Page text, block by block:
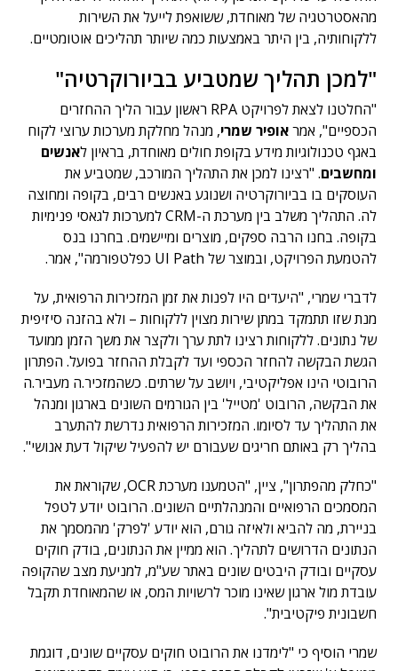
מהאסטרטגיה של מאוחדת, ששואפת לייעל את השירות
ללקוחותיה, בין היתר באמצעות כמה שיותר תהליכים אוטומטיים.
"למכן תהליך שמטביע בביורוקרטיה"
"החלטנו לצאת לפרויקט RPA ראשון עבור הליך ההחזרים
הכספיים", אמראופיר שמרי, מנהל מחלקת מערכות ערוצי לקוח
באגף טכנולוגיות מידע בקופת חולים מאוחדת, בראיון לאנשים
ומחשבים. "רצינו למכן את התהליך המורכב, שמטביע את
העוסקים בו בביורוקרטיה ושנוגע באנשים רבים, בקופה ומחוצה
לה. התהליך משלב בין מערכת ה-CRM למערכות לגאסי פנימיות
בקופה. בחנו הרבה ספקים, מוצרים ומיישמים. בחרנו בנס
להטמעת הפרויקט, ובמוצר של UI Path כפלטפורמה", אמר.
לדברי שמרי, "היעדים היו לפנות את זמן המזכירות הרפואית, על
מנת שזו תתמקד במתן שירות מצוין ללקוחות – ולא בהזנה סיזיפית
של נתונים. ללקוחות רצינו לתת ערך ולקצר את משך הזמן ממועד
הגשת הבקשה להחזר הכספי ועד לקבלת ההחזר בפועל. הפתרון
הרובוטי הינו אפליקטיבי, ויושב על שרתים. כשהמזכיר.ה מעביר.ה
את הבקשה, הרובוט 'מטייל' בין הגורמים השונים בארגון ומנהל
את התהליך עד לסיומו. המזכירות הרפואית נדרשת להתערב
בהליך רק באותם חריגים שעבורם יש להפעיל שיקול דעת אנושי".
"כחלק מהפתרון", ציין, "הטמענו מערכת OCR, שקוראת את
המסמכים הרפואיים והמנהלתיים השונים. הרובוט יודע לטפל
בניירת, מה להביא ולאיזה גורם, הוא יודע 'לפרק' מהמסמך את
הנתונים הדרושים לתהליך. הוא ממיין את הנתונים, בודק חוקים
עסקיים ובודק היבטים שונים באתר שע"מ, למניעת מצב שהקופה
עובדת מול ארגון שאינו מוכר לרשויות המס, או שהמאוחדת תקבל
חשבונית פיקטיבית".
שמרי הוסיף כי "לימדנו את הרובוט חוקים עסקיים שונים, דוגמת